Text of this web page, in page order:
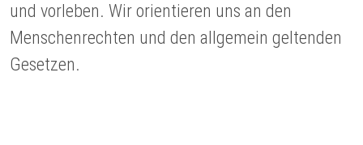
und vorleben. Wir orientieren uns an den
Menschenrechten und den allgemein geltenden
Gesetzen.